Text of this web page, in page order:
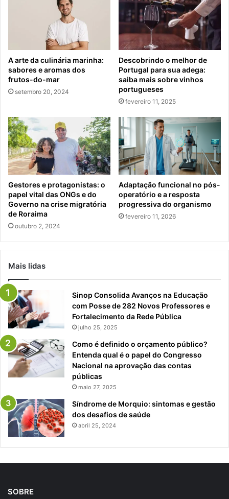
A arte da culinária marinha:
sabores e aromas dos
frutos-do-mar
setembro 20, 2024
Descobrindo o melhor de
Portugal para sua adega:
saiba mais sobre vinhos
portugueses
fevereiro 11, 2025
Gestores e protagonistas: o
papel vital das ONGs e do
Governo na crise migratória
de Roraima
outubro 2, 2024
Adaptação funcional no pós-
operatório e a resposta
progressiva do organismo
fevereiro 11, 2026
Mais lidas
Sinop Consolida Avanços na Educação
com Posse de 282 Novos Professores e
Fortalecimento da Rede Pública
julho 25, 2025
Como é definido o orçamento público?
Entenda qual é o papel do Congresso
Nacional na aprovação das contas
públicas
maio 27, 2025
Síndrome de Morquio: sintomas e gestão
dos desafios de saúde
abril 25, 2024
SOBRE